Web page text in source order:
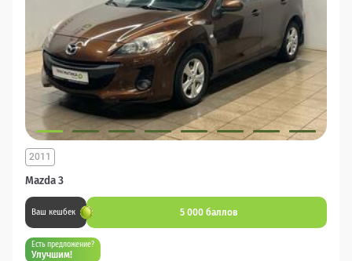
Mazda 3
2011
Ваш кешбек 5 000 баллов
Есть предложение?
Улучшим!